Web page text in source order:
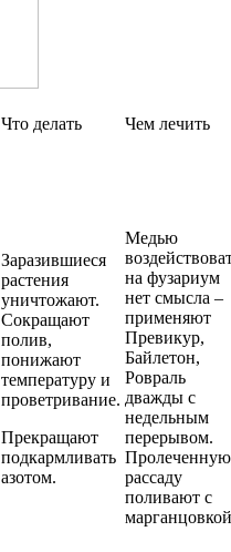
Что делать Чем лечить
Заразившиеся
растения
уничтожают.
Сокращают
полив,
понижают
температуру и
проветривание.
Прекращают
подкармливать
азотом.
Медью
на фузариум
нет смысла –
применяют
Превикур,
Байлетон,
Ровраль
дважды с
недельным
перерывом.
Пролеченную
рассаду
поливают с